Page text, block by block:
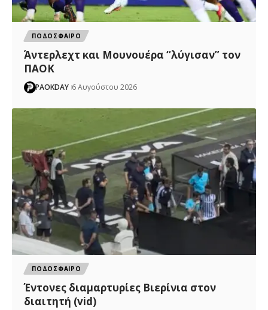
ΠΟΔΟΣΦΑΙΡΟ
Άντερλεχτ και Μουνουέρα “λύγισαν” τον
ΠΑΟΚ
PAOKDAY 6 Αυγούστου 2026
ΠΟΔΟΣΦΑΙΡΟ
Έντονες διαμαρτυρίες Βιερίνια στον
διαιτητή (vid)